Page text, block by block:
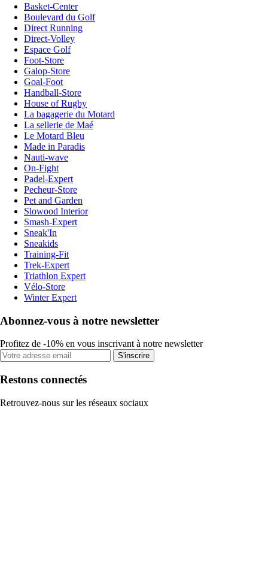
Basket-Center
Boulevard du Golf
Direct Running
Direct-Volley
Espace Golf
Foot-Store
Galop-Store
Goal-Foot
Handball-Store
House of Rugby
La bagagerie du Motard
La sellerie de Maé
Le Motard Bleu
Made in Paradis
Nauti-wave
On-Fight
Padel-Expert
Pecheur-Store
Pet and Garden
Slowood Interior
Smash-Expert
Sneak'In
Sneakids
Training-Fit
Trek-Expert
Triathlon Expert
Vélo-Store
Winter Expert
Abonnez-vous à notre newsletter
Profitez de -10% en vous inscrivant à notre newsletter
S'inscrire
Restons connectés
Retrouvez-nous sur les réseaux sociaux